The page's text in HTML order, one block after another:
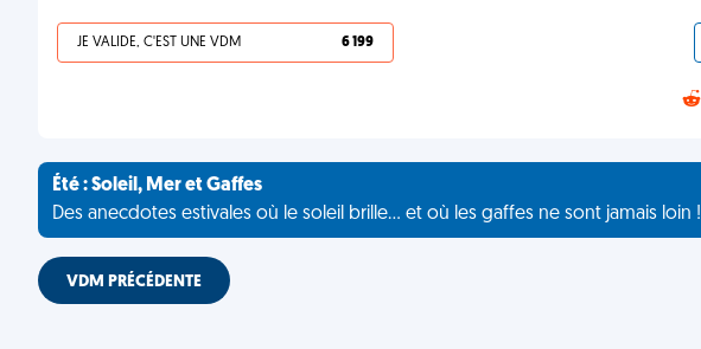
JE VALIDE, C'EST UNE VDM 6 199
Été : Soleil, Mer et Gaffes
Des anecdotes estivales où le soleil brille... et où les gaffes ne sont jamais loin !
VDM PRÉCÉDENTE